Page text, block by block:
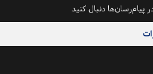
پیام‌رسان‌ها دنبال کنید